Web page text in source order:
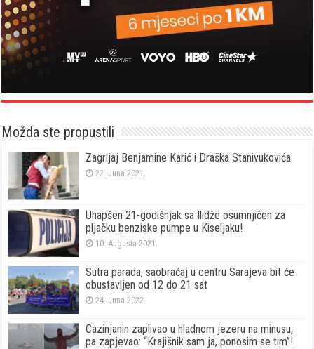
Možda ste propustili
Zagrljaj Benjamine Karić i Draška Stanivukovića
22. Juna 2021.
Uhapšen 21-godišnjak sa Ilidže osumnjičen za
pljačku benziske pumpe u Kiseljaku!
10. Augusta 2021.
Sutra parada, saobraćaj u centru Sarajeva bit će
obustavljen od 12 do 21 sat
24. Juna 2022.
Cazinjanin zaplivao u hladnom jezeru na minusu,
pa zapjevao: “Krajišnik sam ja, ponosim se tim”!